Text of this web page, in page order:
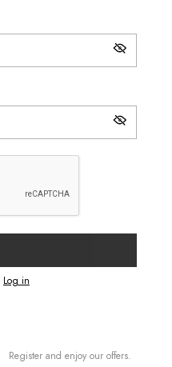
Log in
Register and enjoy our offers.